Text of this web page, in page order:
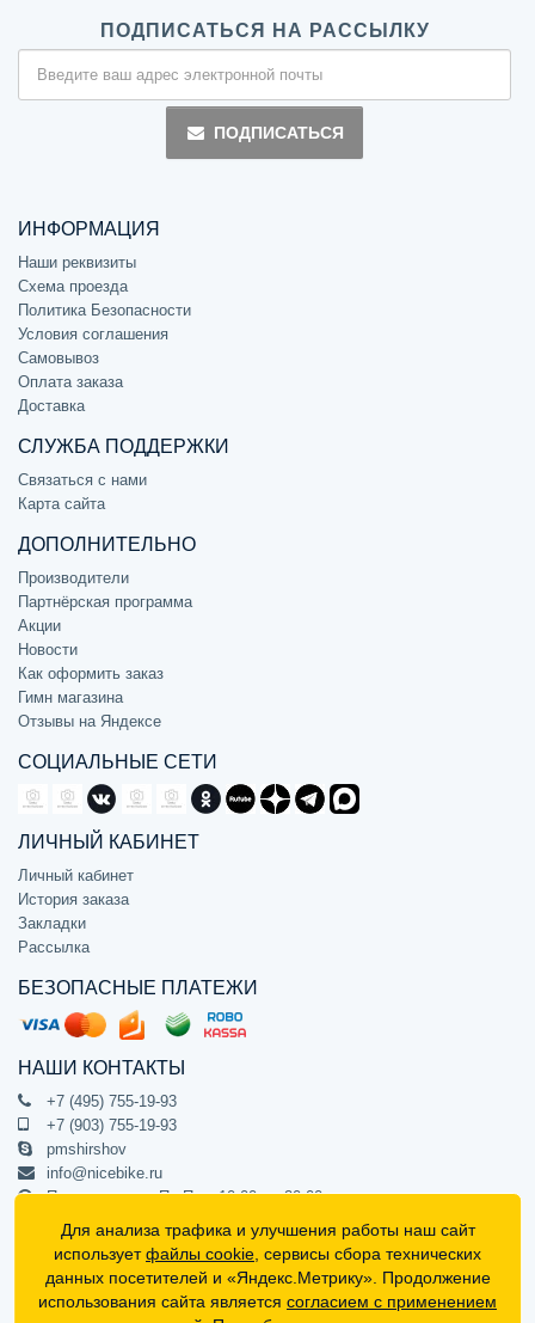
ПОДПИСАТЬСЯ НА РАССЫЛКУ
ПОДПИСАТЬСЯ
ИНФОРМАЦИЯ
Наши реквизиты
Схема проезда
Политика Безопасности
Условия соглашения
Самовывоз
Оплата заказа
Доставка
СЛУЖБА ПОДДЕРЖКИ
Связаться с нами
Карта сайта
ДОПОЛНИТЕЛЬНО
Производители
Партнёрская программа
Акции
Новости
Как оформить заказ
Гимн магазина
Отзывы на Яндексе
СОЦИАЛЬНЫЕ СЕТИ
ЛИЧНЫЙ КАБИНЕТ
Личный кабинет
История заказа
Закладки
Рассылка
БЕЗОПАСНЫЕ ПЛАТЕЖИ
НАШИ КОНТАКТЫ
+7 (495) 755-19-93
+7 (903) 755-19-93
pmshirshov
info@nicebike.ru
Прием звонков Пн-Пт с 10:00 до 20:00
ПВЗ Пн-Пт с 10:00 до 20:00
г. Москва, ул. Барклая 13с1
подъезд 1, цокольный этаж, офис 1
Официальный интернет-магазин NiceBike © 2012 - 2026
Для анализа трафика и улучшения работы наш сайт
используетфайлы cookie , сервисы сбора технических
данных посетителей и «Яндекс.Метрику». Продолжение
использования сайта является согласием с применением